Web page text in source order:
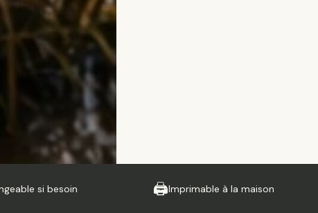
si besoin Imprimable à la maison